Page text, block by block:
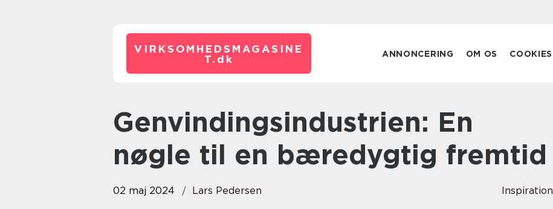
VIRKSOMHEDSMAGASINE
T. dk ANNONCERING OM OS COOKIES
Genvindingsindustrien: En
nøgle til en bæredygtig fremtid
02 maj 2024 Lars Pedersen Inspiration